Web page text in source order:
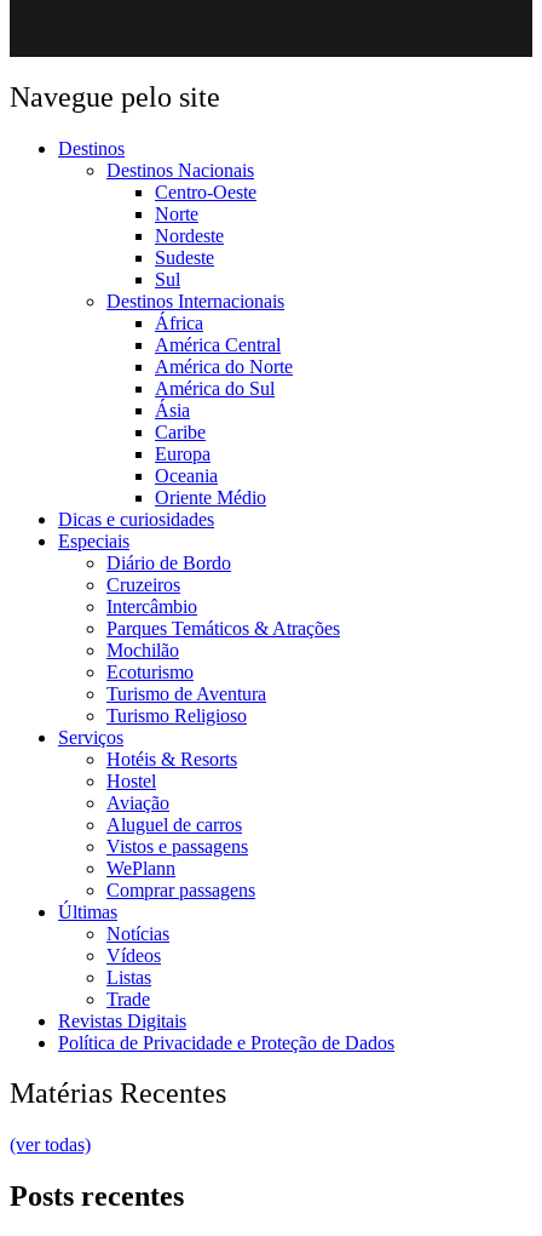
Navegue pelo site
Destinos
Destinos Nacionais
Centro-Oeste
Norte
Nordeste
Sudeste
Sul
Destinos Internacionais
África
América Central
América do Norte
América do Sul
Ásia
Caribe
Europa
Oceania
Oriente Médio
Dicas e curiosidades
Especiais
Diário de Bordo
Cruzeiros
Intercâmbio
Parques Temáticos & Atrações
Mochilão
Ecoturismo
Turismo de Aventura
Turismo Religioso
Serviços
Hotéis & Resorts
Hostel
Aviação
Aluguel de carros
Vistos e passagens
WePlann
Comprar passagens
Últimas
Notícias
Vídeos
Listas
Trade
Revistas Digitais
Política de Privacidade e Proteção de Dados
Matérias Recentes
(ver todas)
Posts recentes